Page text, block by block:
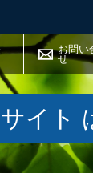
お問い
せ
イト